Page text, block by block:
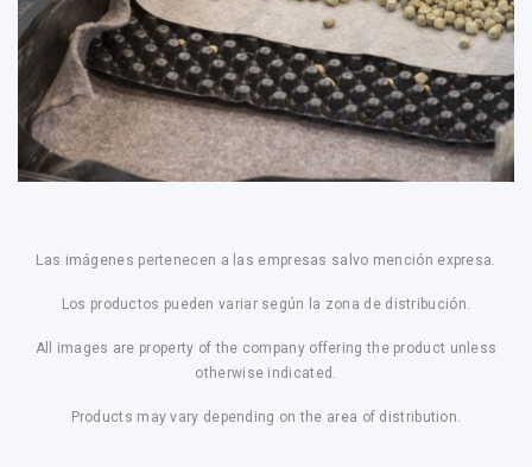
Las imágenes pertenecen a las empresas salvo mención expresa.
Los productos pueden variar según la zona de distribución.
All images are property of the company offering the product unless
otherwise indicated.
Products may vary depending on the area of distribution.